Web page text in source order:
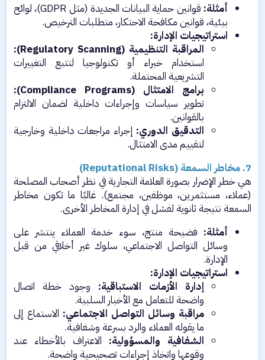
أمثلة:
قوانين حماية البيانات الجديدة (مثل GDPR)، لوائح
بيئية، قوانين مكافحة الاحتكار، متطلبات الترخيص.​
استراتيجيات الإدارة:
المراقبة التنظيمية (Regulatory Scanning):
استخدام خبراء أو تكنولوجيا لتتبع التغييرات
التشريعية المحتملة.​
برامج الامتثال (Compliance Programs):
تطوير سياسات وإجراءات داخلية لضمان الالتزام
بالقوانين.​
التدقيق الدوري: إجراء مراجعات داخلية وخارجية
لتقييم مدى الامتثال.​
7. مخاطر السمعة (Reputational Risks)
هي خطر الإضرار بصورة العلامة التجارية في نظر أصحاب المصلحة
(عملاء، مستثمرين، موظفين، مجتمع). غالبًا ما تكون مخاطر
السمعة نتيجة ثانوية لفشل في إدارة المخاطر الأخرى.​
أمثلة: فضيحة منتج، سوء خدمة العملاء ينتشر على
وسائل التواصل الاجتماعي، سلوك غير أخلاقي من قبل
الإدارة.​
استراتيجيات الإدارة:
إدارة الأزمات الاستباقية: وجود خطة اتصال
واضحة للتعامل مع الأخبار السلبية.​
مراقبة وسائل التواصل الاجتماعي: الاستماع إلى
ما يقوله العملاء والرد بسرعة وشفافية.​
الشفافية والمسؤولية: الاعتراف بالأخطاء عند
وقوعها واتخاذ إجراءات تصحيحية واضحة.​